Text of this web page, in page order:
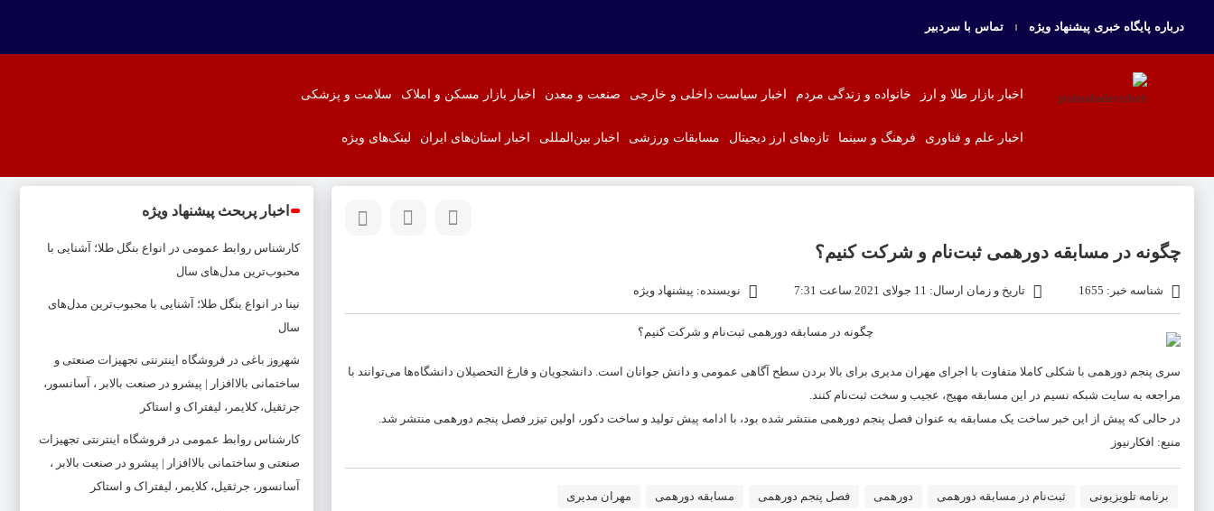
درباره پایگاه خبری پیشنهاد ویژه تماس با سردبیر
اخبار بازار طلا و ارز خانواده و زندگی مردم اخبار سیاست داخلی و خارجی صنعت و معدن اخبار بازار مسکن و املاک سلامت و پزشکی
اخبار علم و فناوری فرهنگ و سینما تازه‌های ارز دیجیتال مسابقات ورزشی اخبار بین‌المللی اخبار استان‌های ایران لینک‌های ویژه
چگونه در مسابقه دورهمی ثبت‌نام و شرکت کنیم؟
شناسه خبر: 1655 تاریخ و زمان ارسال: 11 جولای 2021 ساعت 7:31 نویسنده: پیشنهاد ویژه
سری پنجم دورهمی با شکلی کاملا متفاوت با اجرای مهران مدیری برای بالا بردن سطح آگاهی عمومی و دانش جوانان است. دانشجویان و فارغ التحصیلان دانشگاه‌ها می‌توانند با
مراجعه به سایت شبکه نسیم در این مسابقه مهیج، عجیب و سخت ثبت‌نام کنند.
در حالی که پیش از این خبر ساخت یک مسابقه به عنوان فصل پنجم دورهمی منتشر شده بود، با ادامه پیش تولید و ساخت دکور، اولین تیزر فصل پنجم دورهمی منتشر شد.
منبع: افکارنیوز
برنامه تلویزیونی ثبت‌نام در مسابقه دورهمی دورهمی فصل پنجم دورهمی مسابقه دورهمی مهران مدیری
اخبار پربحث پیشنهاد ویژه
کارشناس روابط عمومی در
انواع بنگل طلا؛ آشنایی با
محبوب‌ترین مدل‌های سال
نینا در
انواع بنگل طلا؛ آشنایی با محبوب‌ترین مدل‌های
سال
شهروز باغی در فروشگاه اینترنتی تجهیزات صنعتی و
ساختمانی بالاافزار | پیشرو در صنعت بالابر ، آسانسور،
جرثقیل، کلایمر، لیفتراک و استاکر
کارشناس روابط عمومی در فروشگاه اینترنتی تجهیزات
صنعتی و ساختمانی بالاافزار | پیشرو در صنعت بالابر ،
آسانسور، جرثقیل، کلایمر، لیفتراک و استاکر